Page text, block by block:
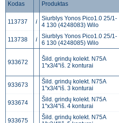
Kodas Produktas
113737 i
Siurblys Yonos Pico1.0 25/1-
4 130 (4248083) Wilo
113738 i
Siurblys Yonos Pico1.0 25/1-
6 130 (4248085) Wilo
933672
Šild. grindų kolekt. N75A
1"x3/4"iš. 2 konturai
933673
Šild. grindų kolekt. N75A
1"x3/4"iš. 3 konturai
933674
Šild. grindų kolekt. N75A
1"x3/4"iš. 4 konturai
933675
Šild. grindų kolekt. N75A